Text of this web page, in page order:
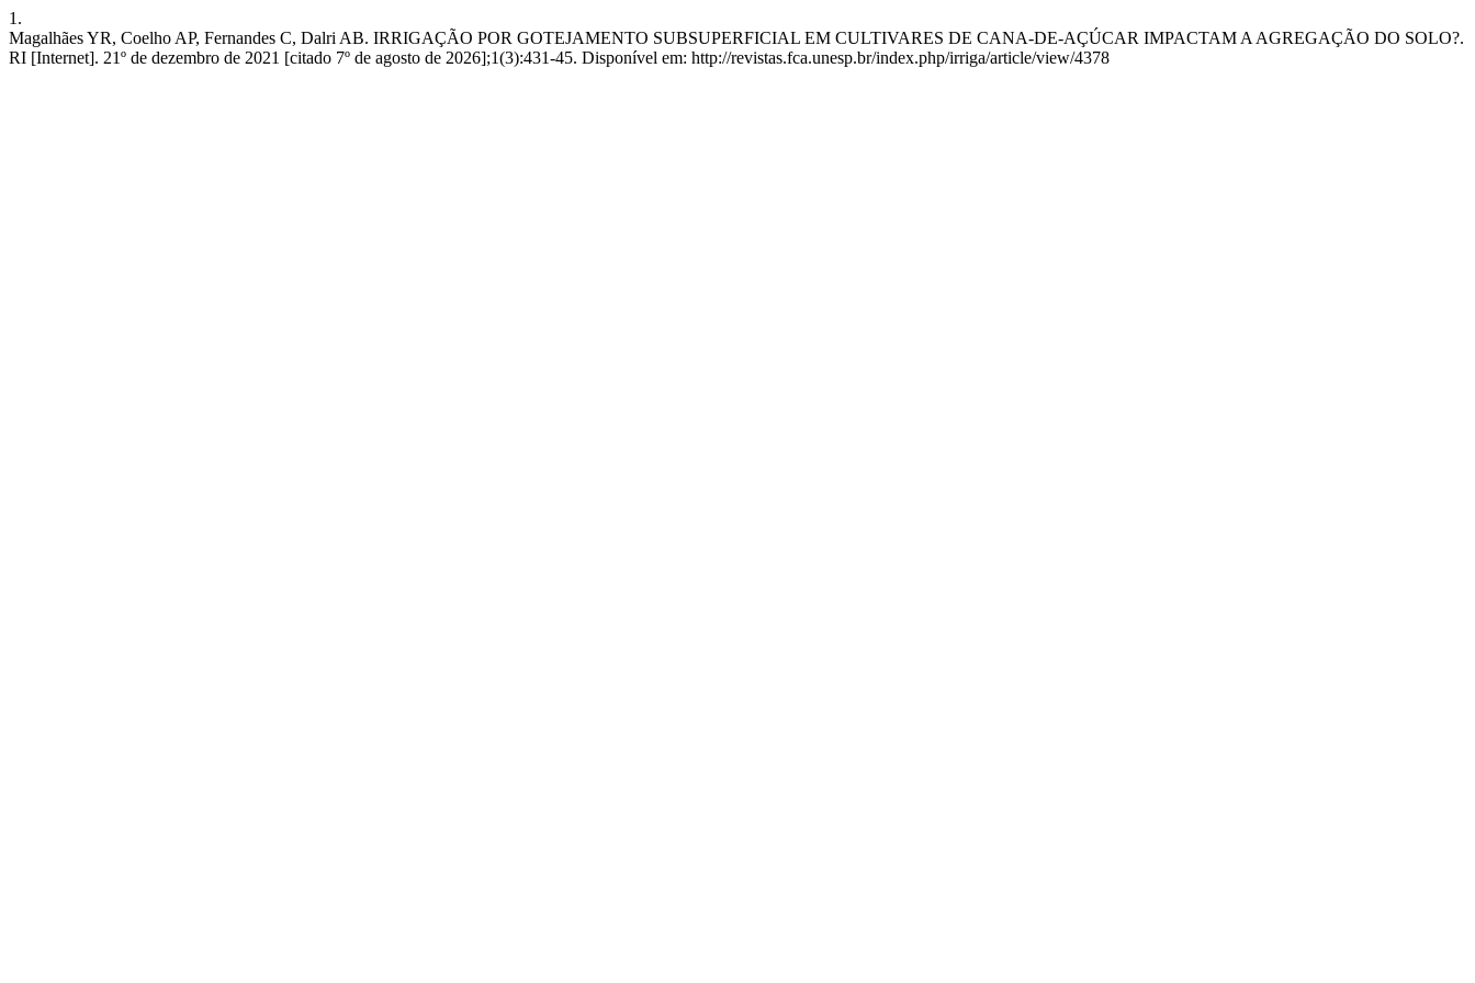
1.
Magalhães YR, Coelho AP, Fernandes C, Dalri AB. IRRIGAÇÃO POR GOTEJAMENTO SUBSUPERFICIAL EM CULTIVARES DE CANA-DE-AÇÚCAR IMPACTAM A AGREGAÇÃO DO SOLO?.
RI [Internet]. 21º de dezembro de 2021 [citado 7º de agosto de 2026];1(3):431-45. Disponível em: http://revistas.fca.unesp.br/index.php/irriga/article/view/4378